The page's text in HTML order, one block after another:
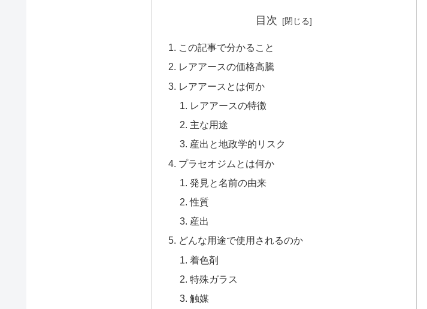
目次
この記事で分かること
レアアースの価格高騰
レアアースとは何か
レアアースの特徴
主な用途
産出と地政学的リスク
プラセオジムとは何か
発見と名前の由来
性質
産出
どんな用途で使用されるのか
着色剤
特殊ガラス
触媒